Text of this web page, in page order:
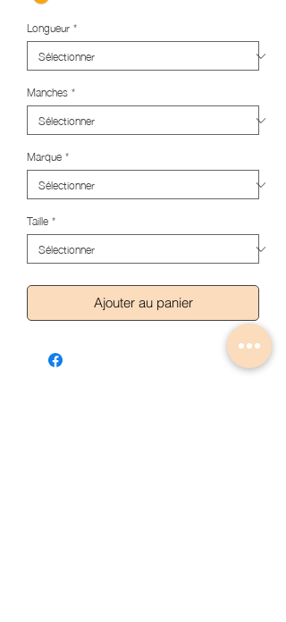
Longueur*
Manches*
Marque*
Taille*
Ajouter au panier